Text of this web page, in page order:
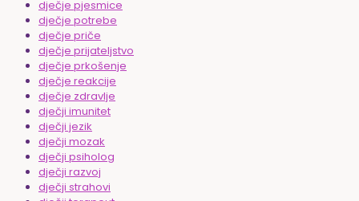
dječje pjesmice
dječje potrebe
dječje priče
dječje prijateljstvo
dječje prkošenje
dječje reakcije
dječje zdravlje
dječji imunitet
dječji jezik
dječji mozak
dječji psiholog
dječji razvoj
dječji strahovi